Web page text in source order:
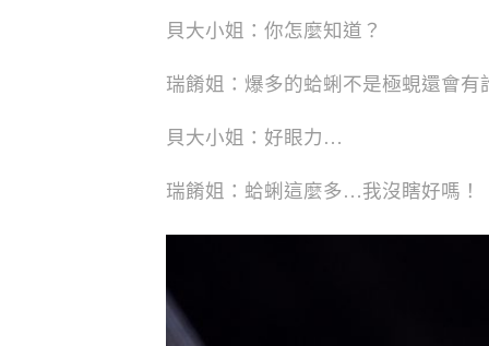
貝大小姐：你怎麼知道？
瑞餚姐：爆多的蛤蜊不是極蜆還會有
貝大小姐：好眼力…
瑞餚姐：蛤蜊這麼多…我沒瞎好嗎！